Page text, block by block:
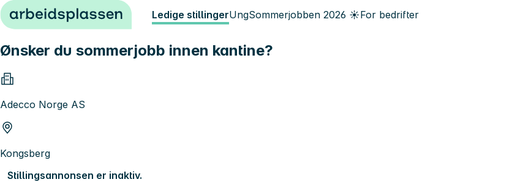
Hopp til innhold Ledige stillingerUngSommerjobben 2026 ☀️For bedrifter
Ønsker du sommerjobb innen kantine?
Adecco Norge AS
Kongsberg
Stillingsannonsen er inaktiv.